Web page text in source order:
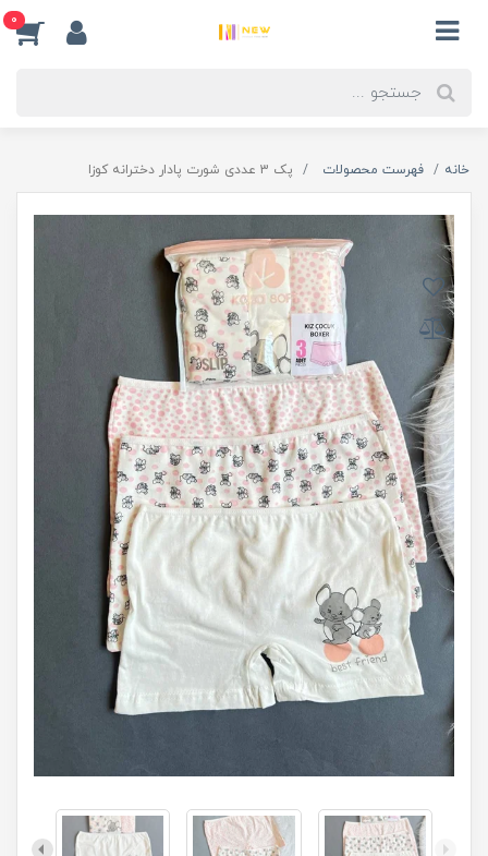
0
خانه فهرست محصولات پک 3 عددی شورت پادار دخترانه کوزا